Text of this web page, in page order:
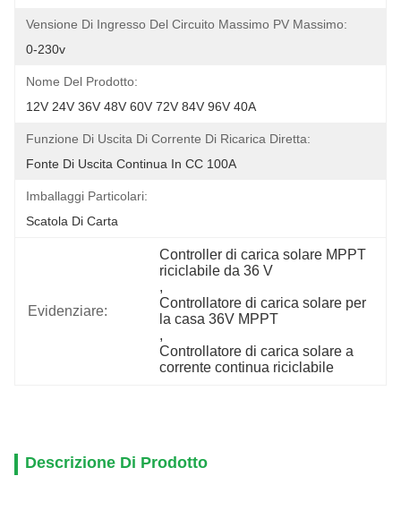
Vensione Di Ingresso Del Circuito Massimo PV Massimo:
0-230v
Nome Del Prodotto:
12V 24V 36V 48V 60V 72V 84V 96V 40A
Funzione Di Uscita Di Corrente Di Ricarica Diretta:
Fonte Di Uscita Continua In CC 100A
Imballaggi Particolari:
Scatola Di Carta
Evidenziare:
Controller di carica solare MPPT
riciclabile da 36 V
,
Controllatore di carica solare per
la casa 36V MPPT
,
Controllatore di carica solare a
corrente continua riciclabile
Descrizione Di Prodotto